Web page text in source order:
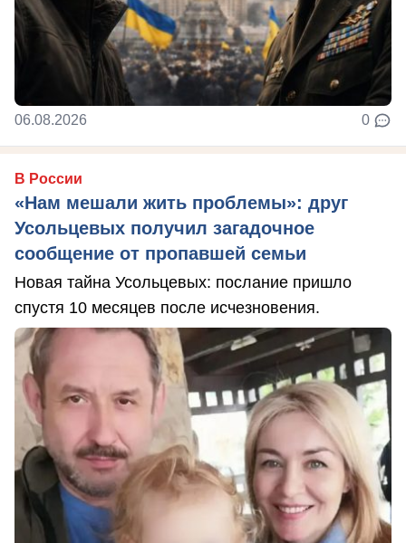
06.08.2026 0
В России
«Нам мешали жить проблемы»: друг
Усольцевых получил загадочное
сообщение от пропавшей семьи
Новая тайна Усольцевых: послание пришло
спустя 10 месяцев после исчезновения.